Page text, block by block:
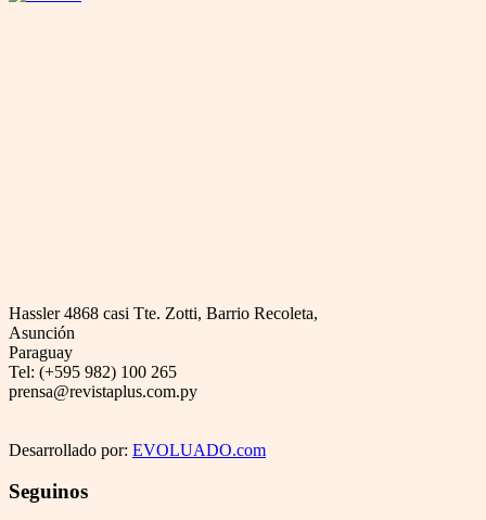
Hassler 4868 casi Tte. Zotti, Barrio Recoleta,
Asunción
Paraguay
Tel: (+595 982) 100 265
prensa@revistaplus.com.py
Desarrollado por: EVOLUADO.com
Seguinos